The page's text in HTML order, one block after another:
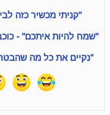
"קניתי מכשיר כזה
"שמח להיות איתכם" -
"נקיים את כל מה